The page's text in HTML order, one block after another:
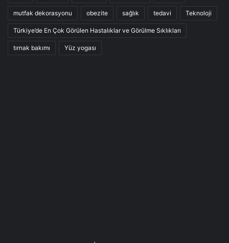
mutfak dekorasyonu obezite sağlık tedavi Teknoloji
Türkiye’de En Çok Görülen Hastalıklar ve Görülme Sıklıkları
tırnak bakımı Yüz yogası